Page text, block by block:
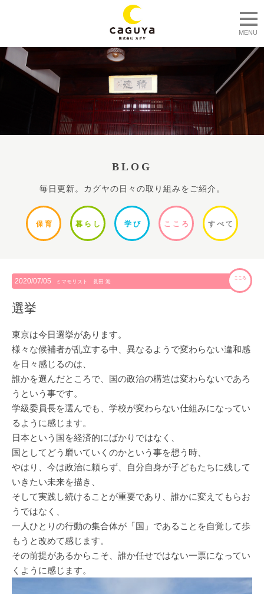
MENU
BLOG
毎日更新。カグヤの日々の取り組みをご紹介。
保 育 暮ら し 学 び ここ ろ すべて
2020/07/05 ミマモリスト 眞田 海
こころ
選挙
東京は今日選挙があります。
様々な候補者が乱立する中、異なるようで変わらない違和感
を日々感じるのは、
誰かを選んだところで、国の政治の構造は変わらないであろ
うという事です。
学級委員長を選んでも、学校が変わらない仕組みになってい
るように感じます。
日本という国を経済的にばかりではなく、
国としてどう磨いていくのかという事を想う時、
やはり、今は政治に頼らず、自分自身が子どもたちに残して
いきたい未来を描き、
そして実践し続けることが重要であり、誰かに変えてもらお
うではなく、
一人ひとりの行動の集合体が「国」であることを自覚して歩
もうと改めて感じます。
その前提があるからこそ、誰か任せではない一票になってい
くように感じます。